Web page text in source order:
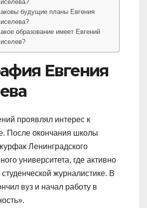
будущие планы Евгения
образование имеет Евгений
Евгения
проявлял интерес к
После окончания школы
Ленинградского
университета, где активно
журналистике. В
вуз и начал работу в